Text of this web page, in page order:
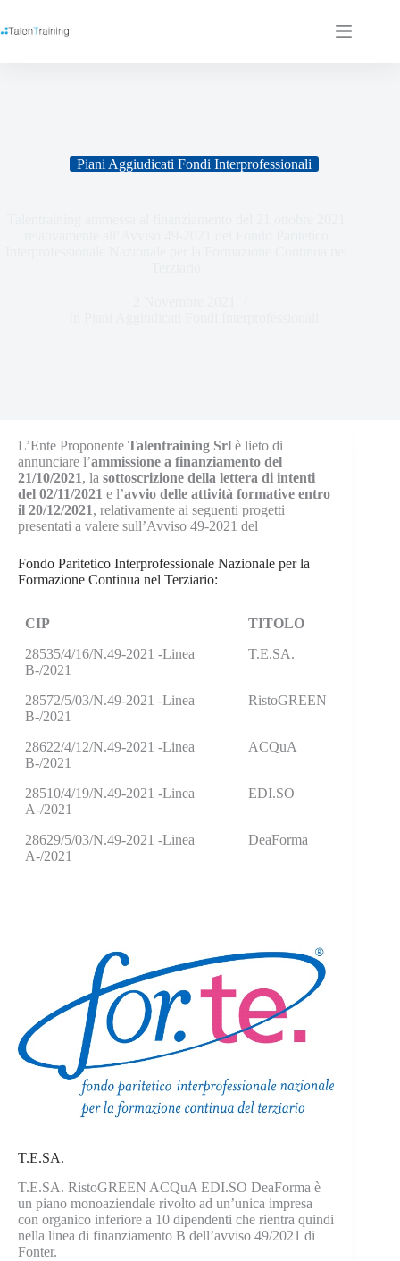
Piani Aggiudicati Fondi Interprofessionali
L’Ente Proponente Talentraining Srl è lieto di
annunciare l’ammissione a finanziamento del
21/10/2021, la sottoscrizione della lettera di intenti
del 02/11/2021 e l’avvio delle attività formative entro
il 20/12/2021, relativamente ai seguenti progetti
presentati a valere sull’Avviso 49-2021 del
Fondo Paritetico Interprofessionale Nazionale per la
Formazione Continua nel Terziario:
CIP
TITOLO
28535/4/16/N.49-2021 -Linea
B-/2021
T.E.SA.
28572/5/03/N.49-2021 -Linea
B-/2021
RistoGREEN
28622/4/12/N.49-2021 -Linea
B-/2021
ACQuA
28510/4/19/N.49-2021 -Linea
A-/2021
EDI.SO
28629/5/03/N.49-2021 -Linea
A-/2021
DeaForma
T.E.SA.
T.E.SA. RistoGREEN ACQuA EDI.SO DeaForma è
un piano monoaziendale rivolto ad un’unica impresa
con organico inferiore a 10 dipendenti che rientra quindi
nella linea di finanziamento B dell’avviso 49/2021 di
Fonter.